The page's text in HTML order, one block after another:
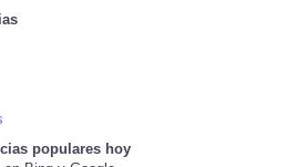
populares hoy